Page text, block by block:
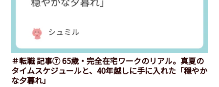
＃転職 記事⑦ 65歳・完全在宅ワークのリアル。真夏の
タイムスケジュールと、40年越しに手に入れた「穏やか
な夕暮れ」